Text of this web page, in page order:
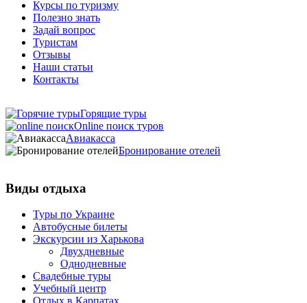
Курсы по туризму
Полезно знать
Задай вопрос
Туристам
Отзывы
Наши статьи
Контакты
Горящие туры
Online поиск туров
Авиакасса
Бронирование отелей
Виды отдыха
Туры по Украине
Автобусные билеты
Экскурсии из Харькова
Двухдневные
Однодневные
Свадебные туры
Учебный центр